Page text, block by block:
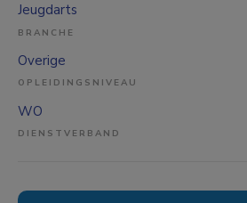
Jeugdarts
BRANCHE
Overige
OPLEIDINGSNIVEAU
WO
DIENSTVERBAND